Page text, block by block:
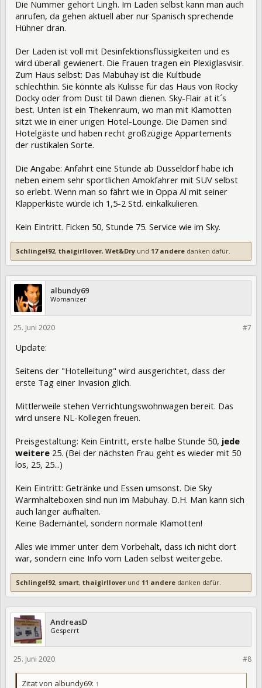
Die Nummer gehört Lingh. Im Laden selbst kann man auch
anrufen, da gehen aktuell aber nur Spanisch sprechende
Hühner dran.
Der Laden ist voll mit Desinfektionsflüssigkeiten und es
wird überall gewienert. Die Frauen tragen ein Plexiglasvisir.
Zum Haus selbst: Das Mabuhay ist die Kultbude
schlechthin. Sie könnte als Kulisse für das Haus von Rocky
Docky oder from Dust til Dawn dienen. Sky-Flair at it´s
best. Unten ist ein Thekenraum, wo man mit Klamotten
sitzt wie in einer urigen Hotel-Lounge. Die Damen sind
Hotelgäste und haben recht großzügige Appartements
der rustikalen Sorte.
Die Angabe: Anfahrt eine Stunde ab Düsseldorf habe ich
neben einem sehr sportlichen Amokfahrer mit SUV selbst
so erlebt. Wenn man so fährt wie in Oppa Al mit seiner
Klapperkiste würde ich 1,5-2 Std. einkalkulieren.
Kein Eintritt. Ficken 50, Stunde 75. Service wie im Sky.
Schlingel92, thaigirllover, Wet&Dry und 17 andere danken dafür.
albundy69
Womanizer
#7
25. Juni 2020
Update:
Seitens der "Hotelleitung" wird ausgerichtet, dass der
erste Tag einer Invasion glich.
Mittlerweile stehen Verrichtungswohnwagen bereit. Das
wird unsere NL-Kollegen freuen.
Preisgestaltung: Kein Eintritt, erste halbe Stunde 50, jede
weitere 25. (Bei der nächsten Frau geht es wieder mit 50
los, 25, 25...)
Kein Eintritt: Getränke und Essen umsonst. Die Sky
Warmhalteboxen sind nun im Mabuhay. D.H. Man kann sich
auch länger aufhalten.
Keine Bademäntel, sondern normale Klamotten!
Alles wie immer unter dem Vorbehalt, dass ich nicht dort
war, sondern eine Info vom Laden selbst weitergebe.
Schlingel92, smart, thaigirllover und 11 andere danken dafür.
AndreasD
Gesperrt
#8
25. Juni 2020
Zitat von albundy69: ↑